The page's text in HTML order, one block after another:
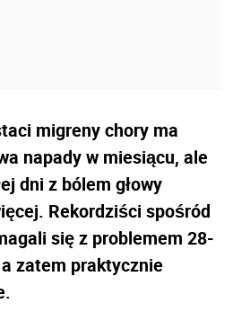
migreny chory ma
napady w miesiącu, ale
dni z bólem głowy
Rekordziści spośród
się z problemem 28-
zatem praktycznie